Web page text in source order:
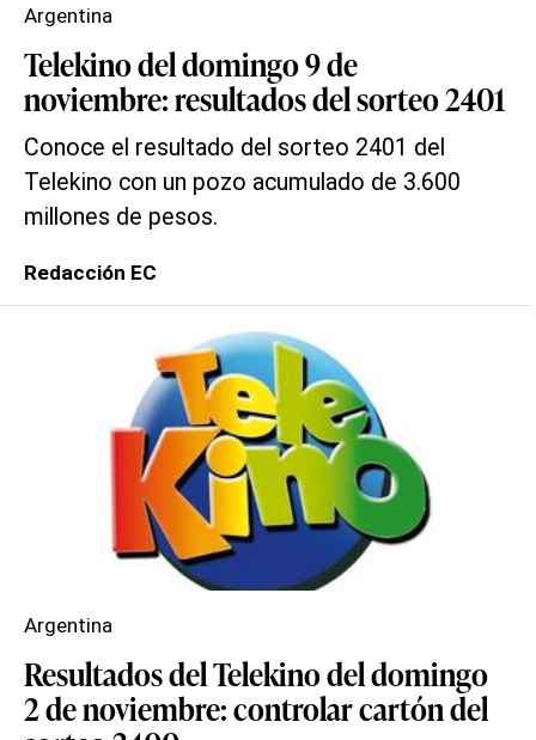
Telekino del domingo 9 de
noviembre: resultados del sorteo 2401
Conoce el resultado del sorteo 2401 del
Telekino con un pozo acumulado de 3.600
millones de pesos.
Argentina
Redacción EC
Resultados del Telekino del domingo
2 de noviembre: controlar cartón del
Argentina